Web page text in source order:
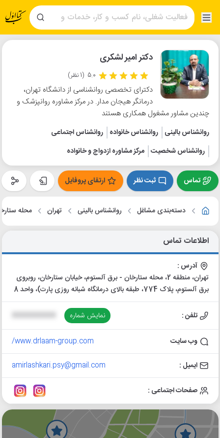
دکتر امیر لشکری
5.0 (1 نظر)
دکترای تخصصی روانشناسی از دانشگاه تهران،
درمانگر هیجان مدار. در مرکز مشاوره روانپزشک و
چندین مشاور مشغول همکاری هستند
روانشناس بالینی روانشناس خانواده
روانشناس اجتماعی
روانشناس شخصیت مرکز مشاوره ازدواج و خانواده
تماس ثبت نظر ارتقای پروفایل
دسته‌بندی مشاغل روانشناس بالینی تهران محله
اطلاعات تماس
آدرس :
تهران، منطقه 2، محله ستارخان - برق آلستوم، خیابان ستارخان، روبروی
برق آلستوم، پلاک 774، طبقه بالای درمانگاه شبانه روزی پارت)، واحد 8
تلفن : نمایش شماره
وب سایت www.drlaam-group.com/
ایمیل : amirlashkari.psy@gmail.com
صفحات اجتماعی :